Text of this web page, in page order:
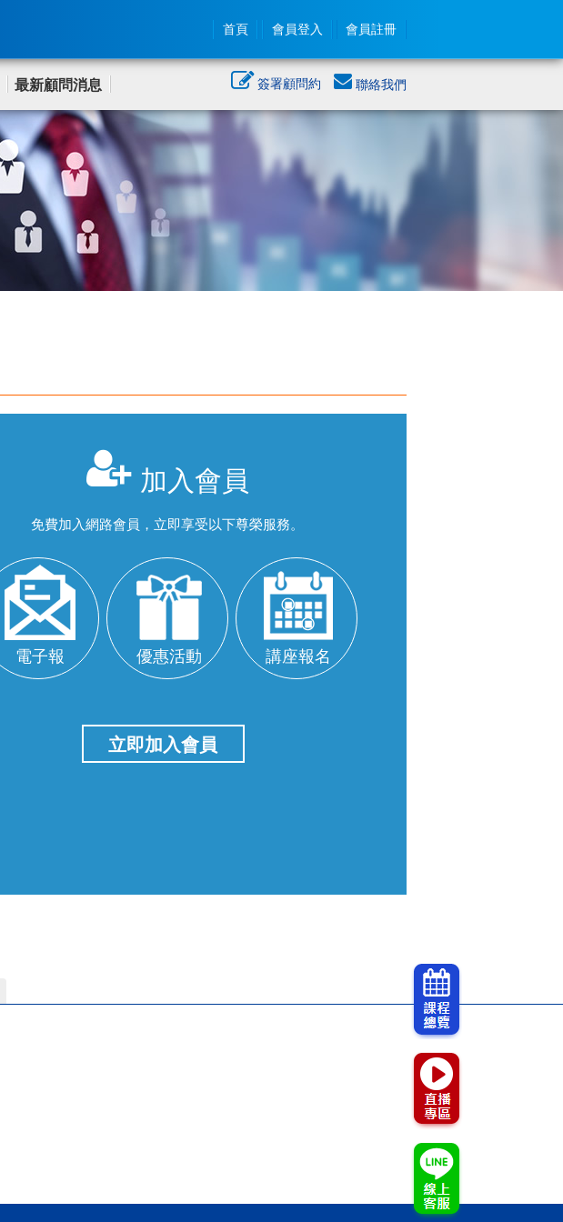
首頁 會員登入 會員註冊
最新顧問消息 簽署顧問約 聯絡我們
加入會員
免費加入網路會員，立即享受以下尊榮服務。
電子報 優惠活動 講座報名
立即加入會員